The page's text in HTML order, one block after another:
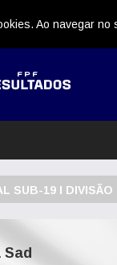
Ao navegar
SUB-19 I DIVISÃO
Sad